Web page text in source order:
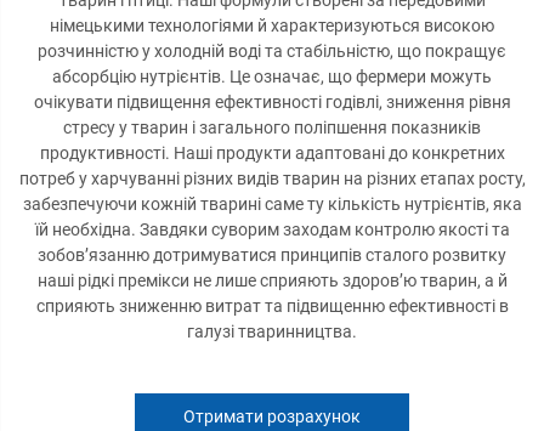
німецькими технологіями й характеризуються високою
розчинністю у холодній воді та стабільністю, що покращує
абсорбцію нутрієнтів. Це означає, що фермери можуть
очікувати підвищення ефективності годівлі, зниження рівня
стресу у тварин і загального поліпшення показників
продуктивності. Наші продукти адаптовані до конкретних
потреб у харчуванні різних видів тварин на різних етапах росту,
забезпечуючи кожній тварині саме ту кількість нутрієнтів, яка
їй необхідна. Завдяки суворим заходам контролю якості та
зобов’язанню дотримуватися принципів сталого розвитку
наші рідкі премікси не лише сприяють здоров’ю тварин, а й
сприяють зниженню витрат та підвищенню ефективності в
галузі тваринництва.
Отримати розрахунок